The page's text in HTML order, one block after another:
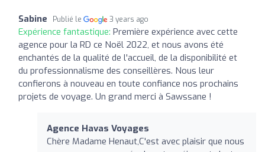
Sabine Publié le 3 years ago
Expérience fantastique: Première expérience avec cette
agence pour la RD ce Noël 2022, et nous avons été
enchantés de la qualité de l'accueil, de la disponibilité et
du professionnalisme des conseillères. Nous leur
confierons à nouveau en toute confiance nos prochains
projets de voyage. Un grand merci à Sawssane !
Agence Havas Voyages
Chère Madame Henaut,C'est avec plaisir que nous